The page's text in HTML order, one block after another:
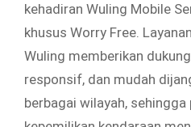
kehadiran Wuling Mobile
khusus Worry Free.
Wuling memberikan
responsif, dan mudah
berbagai wilayah, sehingga